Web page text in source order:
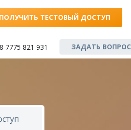
ПОЛУЧИТЬ ТЕСТОВЫЙ ДОСТУП
8 7775 821 931 ЗАДАТЬ ВОПРОС